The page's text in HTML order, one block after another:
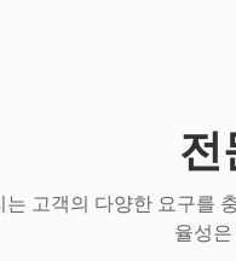
전
는 고객의 다양한 요구를
율성